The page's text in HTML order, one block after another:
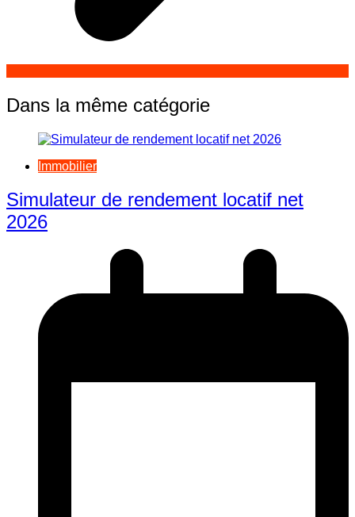
Dans la même catégorie
Immobilier
Simulateur de rendement locatif net
2026